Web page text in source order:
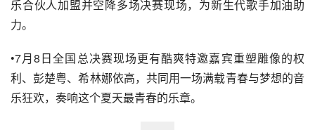
乐合伙人加盟并空降多场决赛现场，为新生代歌手加油助
力。
•7月8日全国总决赛现场更有酷爽特邀嘉宾重塑雕像的权
利、彭楚粤、希林娜依高，共同用一场满载青春与梦想的音
乐狂欢，奏响这个夏天最青春的乐章。